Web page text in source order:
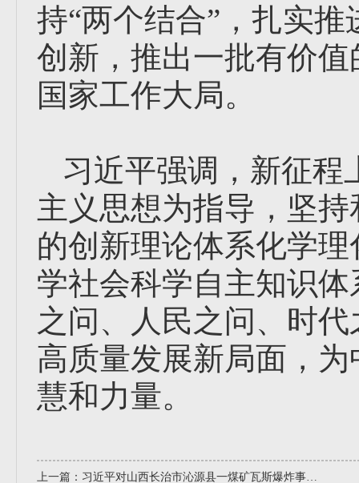
持“两个结合”，扎实
创新，推出一批有价
国家工作大局。
习近平强调，新征程
主义思想为指导，坚
的创新理论体系化学
学社会科学自主知识
之问、人民之问、时
高质量发展新局面，
慧和力量。
上一篇： 习近平对山西长治市沁源县一煤矿瓦斯爆炸事故作出重要指示